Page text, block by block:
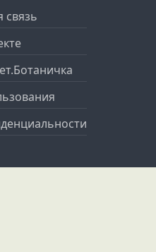
связь